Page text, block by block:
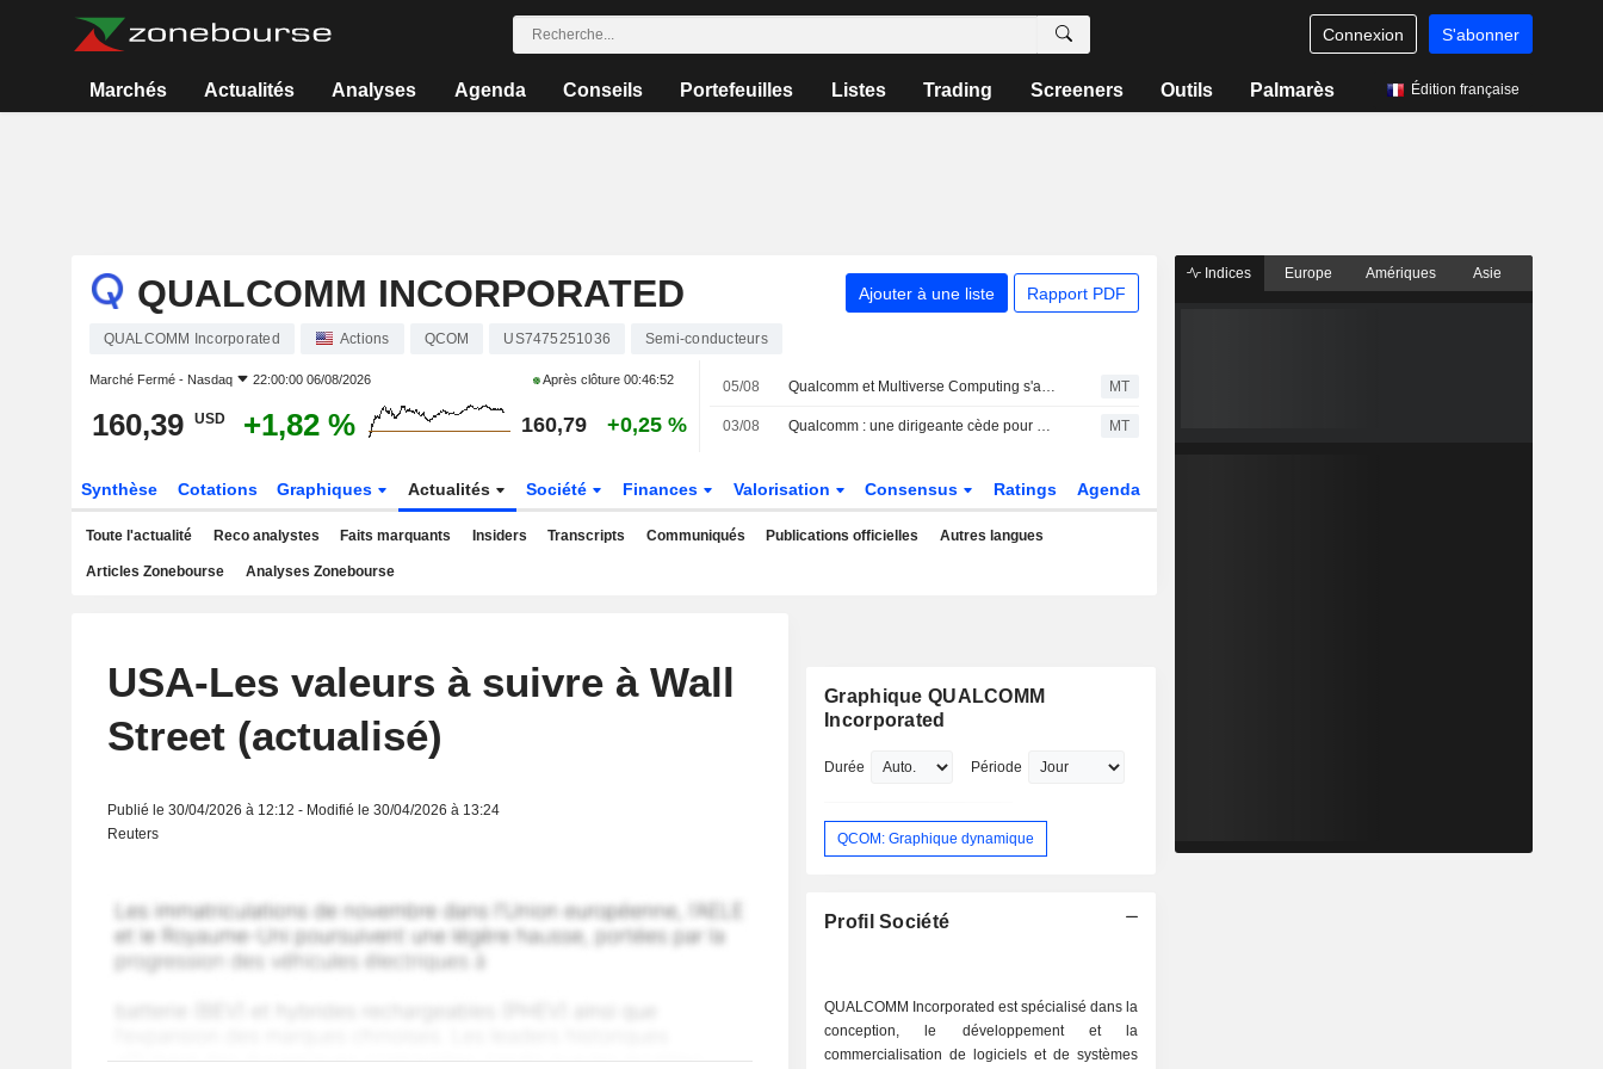
Connexion S'abonner
Marchés Actualités Analyses Agenda Conseils Portefeuilles Listes Trading Screeners Outils Palmarès Édition française
QUALCOMM INCORPORATED Ajouter à une liste Rapport PDF
QUALCOMM Incorporated Actions QCOM US7475251036 Semi-conducteurs
Marché Fermé - Nasdaq 22:00:00 06/08/2026 Après clôture00:46:52
160,39 USD +1,82 % 160,79 +0,25 %
05/08 Qualcomm et Multiverse Computing s'associent pour développer des modèles d'IA destinés aux centres de données MT
03/08 Qualcomm : une dirigeante cède pour 470 528 $ d'actions, selon un document de la SEC MT
Synthèse Cotations Graphiques Actualités Société Finances Valorisation Consensus Ratings Agenda
Toute l'actualité Reco analystes Faits marquants Insiders Transcripts Communiqués Publications officielles Autres langues
Articles Zonebourse Analyses Zonebourse
USA-Les valeurs à suivre à Wall
Street (actualisé)
Publié le 30/04/2026 à 12:12 - Modifié le 30/04/2026 à 13:24
Reuters
Graphique QUALCOMM
Incorporated
Durée Période
QCOM: Graphique dynamique
Profil Société
QUALCOMM Incorporated est spécialisé dans la
conception, le développement et la
commercialisation de logiciels et de systèmes
Indices Europe Amériques Asie